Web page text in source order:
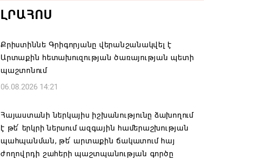
ԼՐԱՀՈՍ
Քրիստիննե Գրիգորյանը վերանշանակվել է
Արտաքին հետախուզության ծառայության պետի
պաշտոնում
06.08.2026 14:21
Հայաստանի ներկայիս իշխանությունը ձախողում
է թե՛ երկրի ներսում ազգային համերաշխության
պահպանման, թե՛ արտաքին ճակատում հայ
ժողովրդի շահերի պաշտպանության գործը